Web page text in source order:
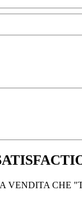
VENDITA CHE